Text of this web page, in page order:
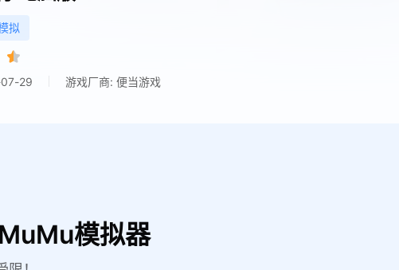
拟
29 游戏厂商: 便当游戏
模拟器